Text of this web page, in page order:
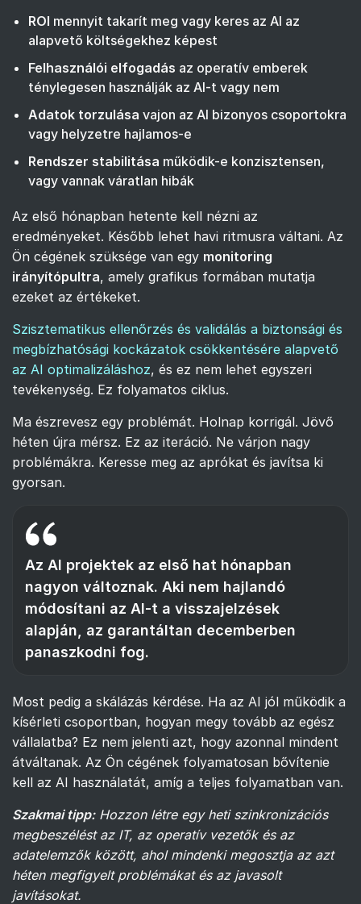
ROI mennyit takarít meg vagy keres az AI az
alapvető költségekhez képest
Felhasználói elfogadás az operatív emberek
ténylegesen használják az AI-t vagy nem
Adatok torzulása vajon az AI bizonyos csoportokra
vagy helyzetre hajlamos-e
Rendszer stabilitása működik-e konzisztensen,
vagy vannak váratlan hibák
Az első hónapban hetente kell nézni az
eredményeket. Később lehet havi ritmusra váltani. Az
Ön cégének szüksége van egy monitoring
irányítópultra, amely grafikus formában mutatja
ezeket az értékeket.
Szisztematikus ellenőrzés és validálás a biztonsági és
megbízhatósági kockázatok csökkentésére alapvető
az AI optimalizáláshoz, és ez nem lehet egyszeri
tevékenység. Ez folyamatos ciklus.
Ma észrevesz egy problémát. Holnap korrigál. Jövő
héten újra mérsz. Ez az iteráció. Ne várjon nagy
problémákra. Keresse meg az aprókat és javítsa ki
gyorsan.
Az AI projektek az első hat hónapban
nagyon változnak. Aki nem hajlandó
módosítani az AI-t a visszajelzések
alapján, az garantáltan decemberben
panaszkodni fog.
Most pedig a skálázás kérdése. Ha az AI jól működik a
kísérleti csoportban, hogyan megy tovább az egész
vállalatba? Ez nem jelenti azt, hogy azonnal mindent
átváltanak. Az Ön cégének folyamatosan bővítenie
kell az AI használatát, amíg a teljes folyamatban van.
Szakmai tipp: Hozzon létre egy heti szinkronizációs
megbeszélést az IT, az operatív vezetők és az
adatelemzők között, ahol mindenki megosztja az azt
héten megfigyelt problémákat és az javasolt
javításokat.